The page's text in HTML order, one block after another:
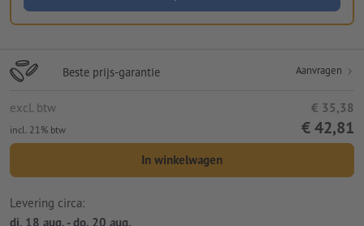
Beste prijs-garantie Aanvragen
excl. btw € 35,38
incl. 21% btw € 42,81
In winkelwagen
Levering circa:
di. 18 aug. - do. 20 aug.